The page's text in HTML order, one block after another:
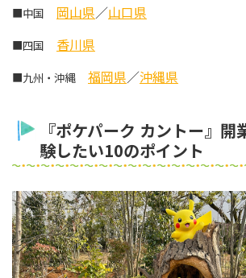
■中国 岡山県／山口県
■四国 香川県
■九州・沖縄 福岡県／沖縄県
『ポケパーク カントー』
験したい10のポイント